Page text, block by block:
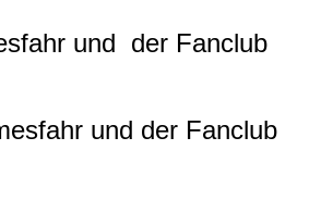
und der Fanclub